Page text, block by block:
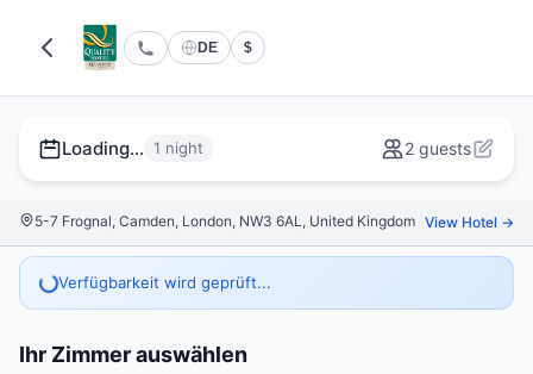
DE $
Loading... 1 night 2 guests
5-7 Frognal, Camden, London, NW3 6AL, United Kingdom View Hotel →
Verfügbarkeit wird geprüft...
Ihr Zimmer auswählen